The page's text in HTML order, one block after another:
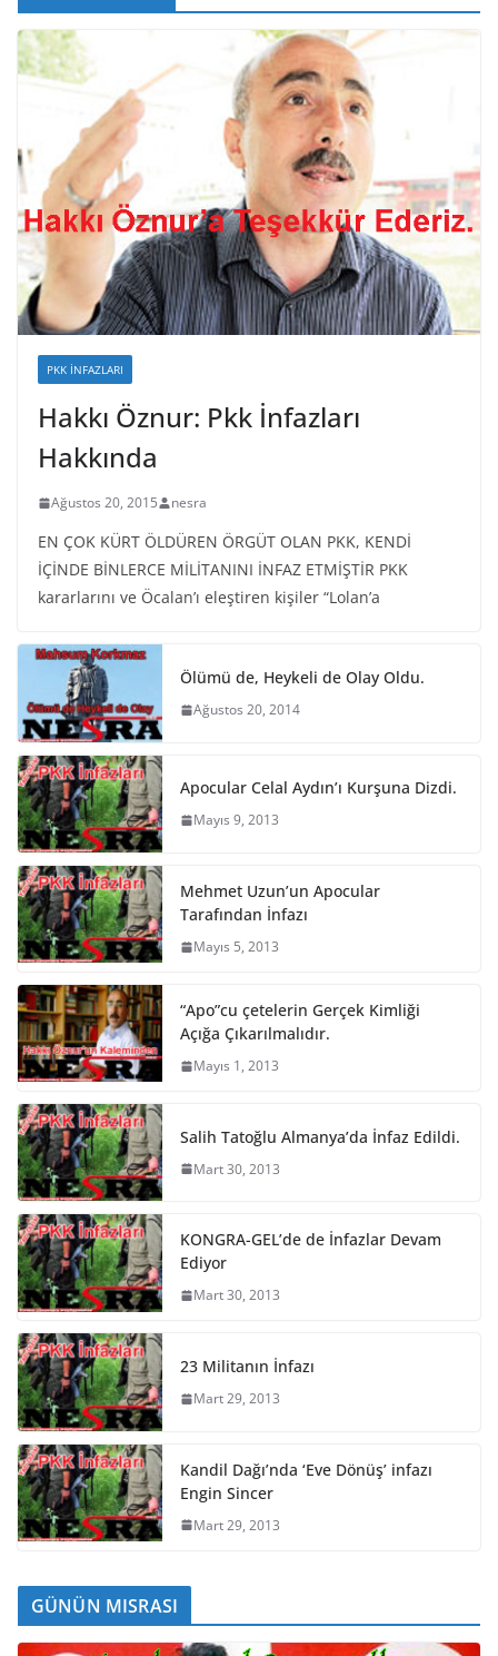
PKK İNFAZLARI
Hakkı Öznur: Pkk İnfazları
Hakkında
Ağustos 20, 2015 nesra
EN ÇOK KÜRT ÖLDÜREN ÖRGÜT OLAN PKK, KENDİ
İÇİNDE BİNLERCE MİLİTANINI İNFAZ ETMİŞTİR PKK
kararlarını ve Öcalan’ı eleştiren kişiler “Lolan’a
Ölümü de, Heykeli de Olay Oldu.
Ağustos 20, 2014
Apocular Celal Aydın’ı Kurşuna Dizdi.
Mayıs 9, 2013
Mehmet Uzun’un Apocular
Tarafından İnfazı
Mayıs 5, 2013
“Apo”cu çetelerin Gerçek Kimliği
Açığa Çıkarılmalıdır.
Mayıs 1, 2013
Salih Tatoğlu Almanya’da İnfaz Edildi.
Mart 30, 2013
KONGRA-GEL’de de İnfazlar Devam
Ediyor
Mart 30, 2013
23 Militanın İnfazı
Mart 29, 2013
Kandil Dağı’nda ‘Eve Dönüş’ infazı
Engin Sincer
Mart 29, 2013
GÜNÜN MISRASI